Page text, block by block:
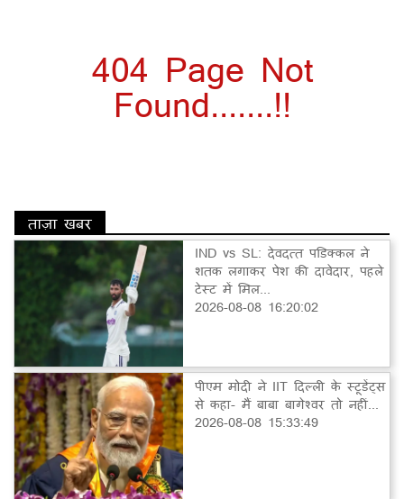
404 Page Not
Found.......!!
ताज़ा खबर
IND vs SL: देवदत्त पडिक्कल ने
शतक लगाकर पेश की दावेदार, पहले
टेस्ट में मिल...
2026-08-08 16:20:02
पीएम मोदी ने IIT दिल्ली के स्टूडेंट्स
से कहा- मैं बाबा बागेश्वर तो नहीं...
2026-08-08 15:33:49